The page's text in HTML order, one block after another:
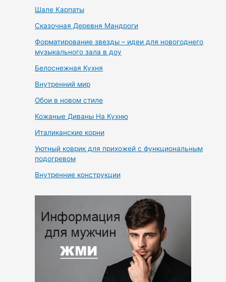
Шале Карпаты
Сказочная Деревня Мандроги
Форматирование звезды – идеи для новогоднего
музыкального зала в доу
Белоснежная Кухня
Внутренний мир
Обои в новом стиле
Кожаные Диваны На Кухню
Италиканские корни
Уютный коврик для прихожей с функциональным
подогревом
Внутренние конструкции